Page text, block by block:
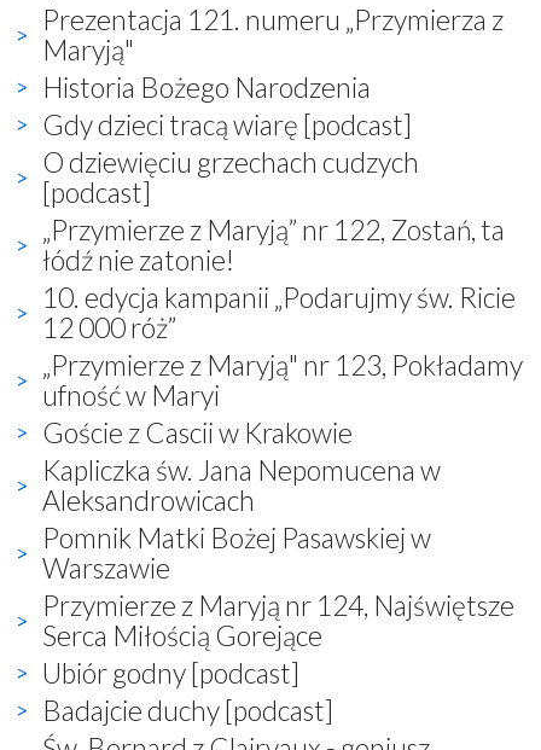
Prezentacja 121. numeru „Przymierza z
Maryją"
Historia Bożego Narodzenia
Gdy dzieci tracą wiarę [podcast]
O dziewięciu grzechach cudzych
[podcast]
„Przymierze z Maryją” nr 122, Zostań, ta
łódź nie zatonie!
10. edycja kampanii „Podarujmy św. Ricie
12 000 róż”
„Przymierze z Maryją" nr 123, Pokładamy
ufność w Maryi
Goście z Cascii w Krakowie
Kapliczka św. Jana Nepomucena w
Aleksandrowicach
Pomnik Matki Bożej Pasawskiej w
Warszawie
Przymierze z Maryją nr 124, Najświętsze
Serca Miłością Gorejące
Ubiór godny [podcast]
Badajcie duchy [podcast]